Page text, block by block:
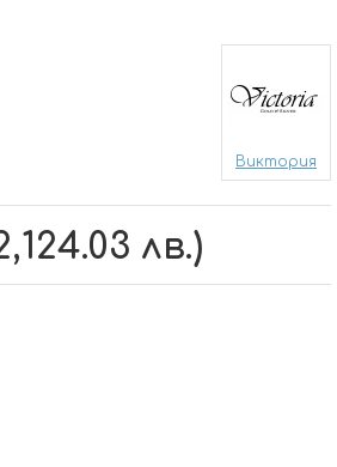
лв.)
Виктория